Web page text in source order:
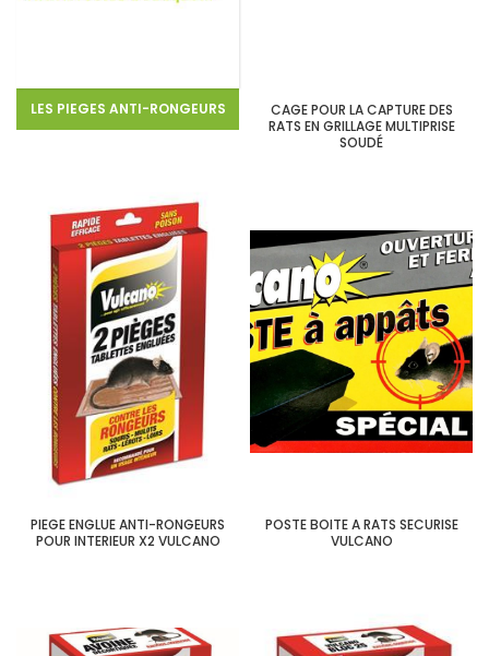
LES PIEGES ANTI-RONGEURS
CAGE POUR LA CAPTURE DES
RATS EN GRILLAGE MULTIPRISE
SOUDÉ
PIEGE ENGLUE ANTI-RONGEURS
POUR INTERIEUR X2 VULCANO
POSTE BOITE A RATS SECURISE
VULCANO